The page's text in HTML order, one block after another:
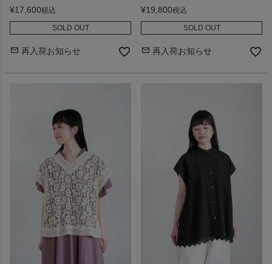
¥17,600税込
SOLD OUT
再入荷お知らせ
¥19,800税込
SOLD OUT
再入荷お知らせ